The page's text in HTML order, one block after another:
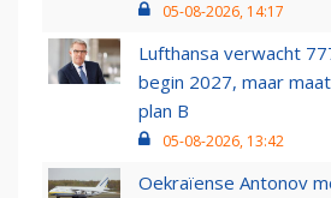
05-08-2026, 14:17
Lufthansa verwacht
begin 2027, maar
plan B
05-08-2026, 13:42
Oekraïense Antonov